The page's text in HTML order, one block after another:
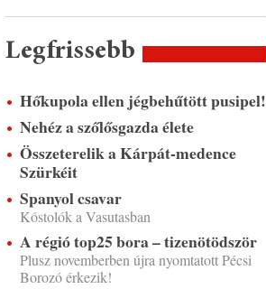
Legfrissebb
Hőkupola ellen jégbehűtött pusipel!
Nehéz a szőlősgazda élete
Összeterelik a Kárpát-medence
Szürkéit
Spanyol csavar
Kóstolók a Vasutasban
A régió top25 bora – tizenötödször
Plusz novemberben újra nyomtatott Pécsi
Borozó érkezik!